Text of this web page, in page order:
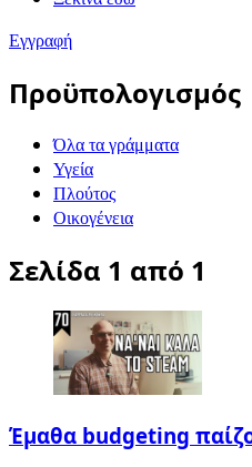
Εγγραφή
Προϋπολογισμός
Όλα τα γράμματα
Υγεία
Πλούτος
Οικογένεια
Σελίδα 1 από 1
Έμαθα budgeting